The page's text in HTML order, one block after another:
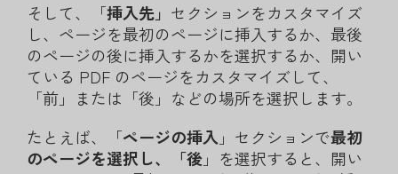
そして、「挿入先」 セクションをカスタマイズ
し、ページを最初のページに挿入するか、最後
のページの後に挿入するかを選択するか、開い
ている PDF のページをカスタマイズして、
「前」または「後」などの場所を選択します。
たとえば、「ページの挿入 」セクションで最初
のページを選択し、「後」を選択すると、開い